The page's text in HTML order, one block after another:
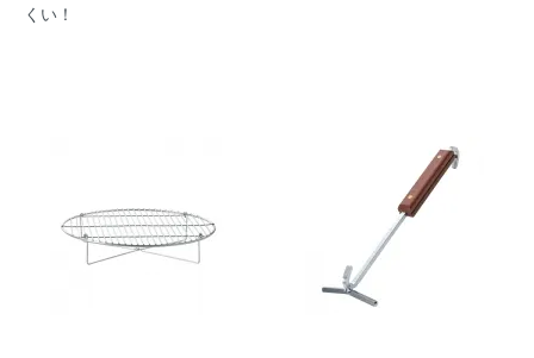
くい！